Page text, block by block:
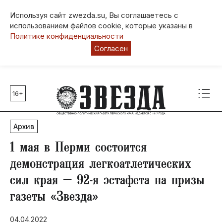
Используя сайт zwezda.su, Вы соглашаетесь с
использованием файлов cookie, которые указаны в
Политике конфиденциальности
Согласен
Главные темы
80 лет Победы
Молодежная столица РФ
СВО
Социальная поддержка
Инфраструктура
Благоустройство
16+
Архив
1 мая в Перми состоится
демонстрация легкоатлетических
сил края – 92-я эстафета на призы
газеты «Звезда»
04.04.2022